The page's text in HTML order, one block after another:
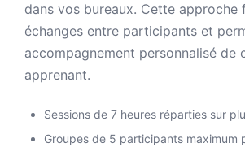
dans vos bureaux. Cette approche
échanges entre participants et
accompagnement personnalisé de
apprenant.
Sessions de 7 heures réparties sur
Groupes de 5 participants maximum